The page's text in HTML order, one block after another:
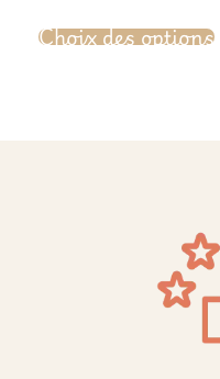
Choix des options